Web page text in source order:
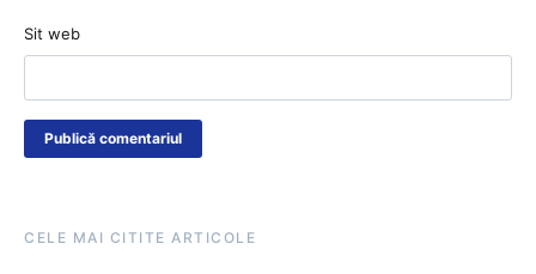
Sit web
CELE MAI CITITE ARTICOLE